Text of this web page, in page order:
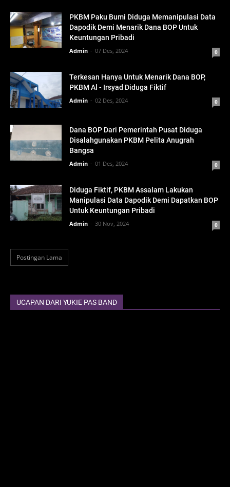
PKBM Paku Bumi Diduga Memanipulasi Data
Dapodik Demi Menarik Dana BOP Untuk
Keuntungan Pribadi
Admin 07 Des, 2024 0
Terkesan Hanya Untuk Menarik Dana BOP,
PKBM Al - Irsyad Diduga Fiktif
Admin 02 Des, 2024 0
Dana BOP Dari Pemerintah Pusat Diduga
Disalahgunakan PKBM Pelita Anugrah
Bangsa
Admin 01 Des, 2024 0
Diduga Fiktif, PKBM Assalam Lakukan
Manipulasi Data Dapodik Demi Dapatkan BOP
Untuk Keuntungan Pribadi
Admin 30 Nov, 2024 0
Postingan Lama
UCAPAN DARI YUKIE PAS BAND